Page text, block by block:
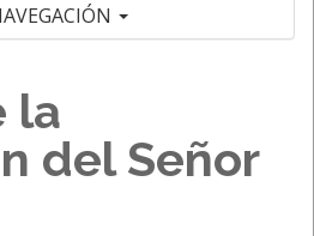
la
del Señor